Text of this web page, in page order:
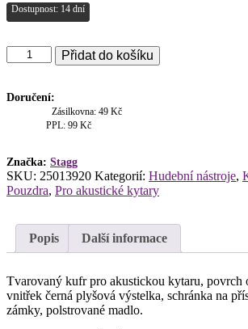
Dostupnost: 14 dní
Stagg
GCX-
BK,
kytaru
množství
Přidat do košíku
Doručení:
Zásilkovna: 49 Kč
PPL: 99 Kč
Značka: Stagg
SKU: 25013920 Kategorií: Hudební nástroje,
Pouzdra, Pro akustické kytary
Popis Další informace
Tvarovaný kufr pro akustickou kytaru, povrch
vnitřek černá plyšová výstelka, schránka na
zámky, polstrované madlo.